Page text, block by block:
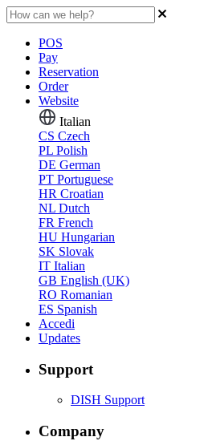
POS
Pay
Reservation
Order
Website
Italian
CS Czech
PL Polish
DE German
PT Portuguese
HR Croatian
NL Dutch
FR French
HU Hungarian
SK Slovak
IT Italian
GB English (UK)
RO Romanian
ES Spanish
Accedi
Updates
Support
DISH Support
Company